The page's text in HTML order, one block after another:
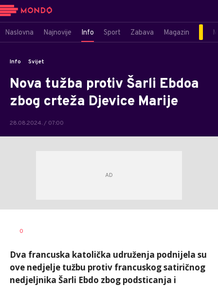
Naslovna Najnovije Info Sport Zabava Magazin
Info Svijet
Nova tužba protiv Šarli Ebdoa
zbog crteža Djevice Marije
28.08.2024. / 07:00
AUTOR
0
Dva francuska katolička udruženja podnijela su
ove nedjelje tužbu protiv francuskog satiričnog
nedjeljnika Šarli Ebdo zbog podsticanja i